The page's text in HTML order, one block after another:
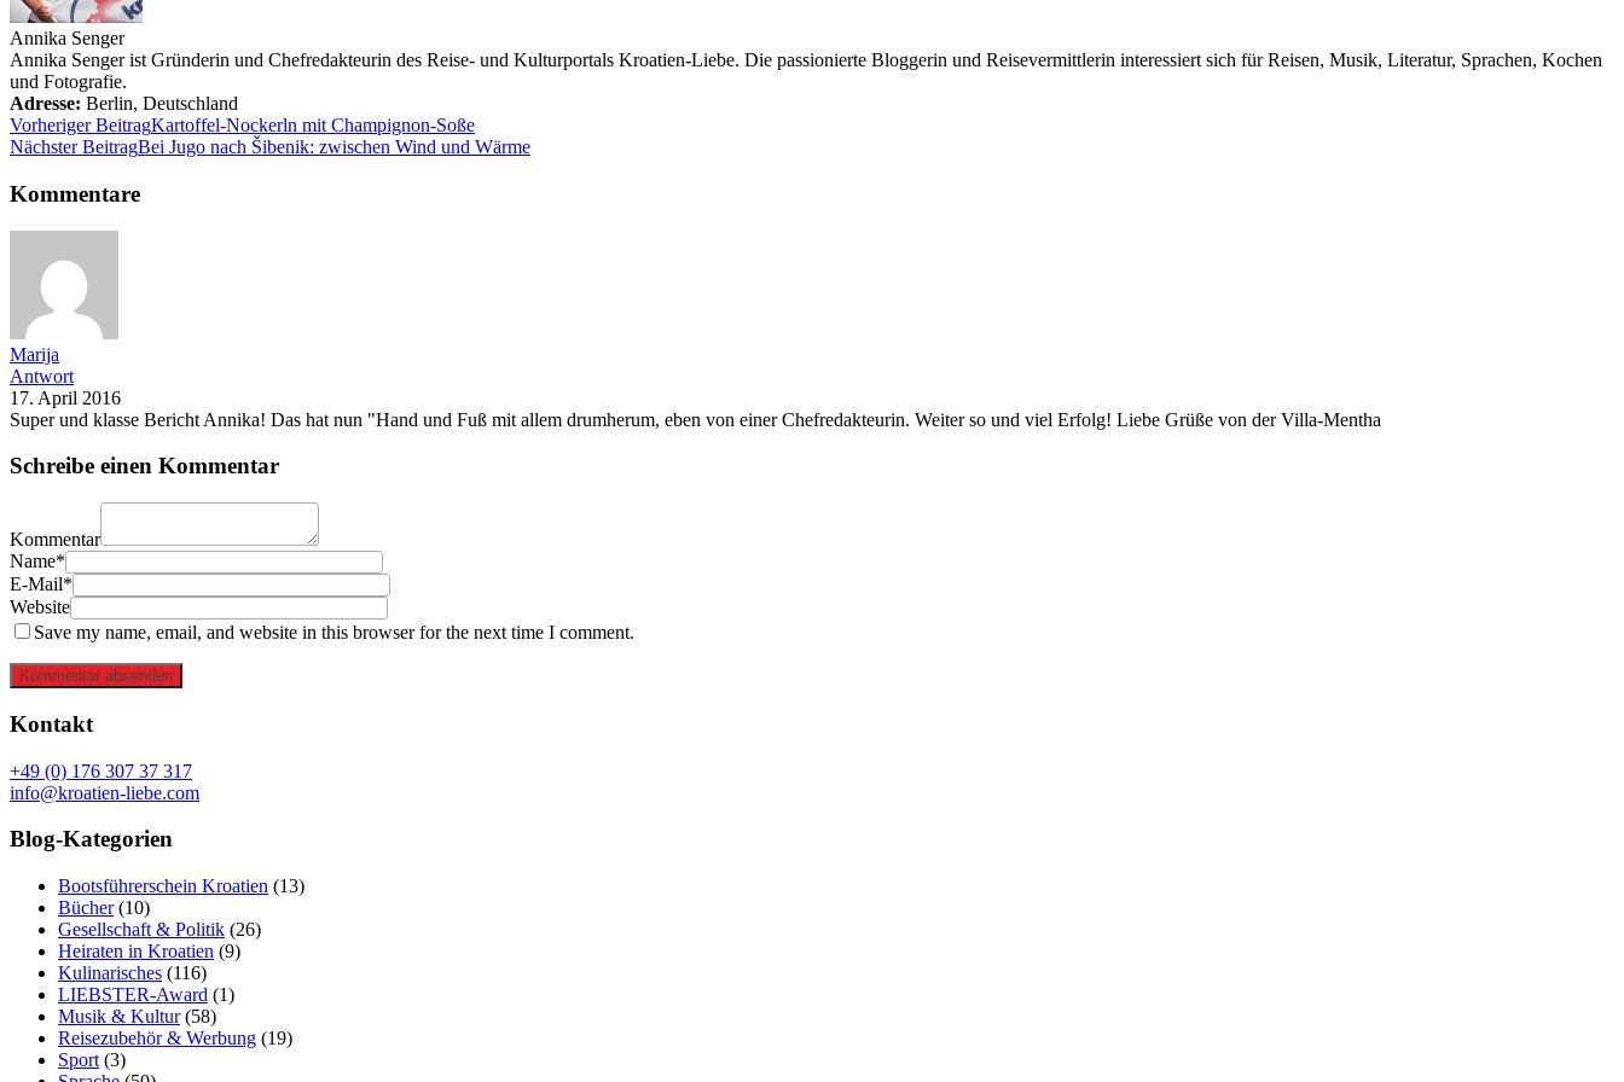
Annika Senger
Annika Senger ist Gründerin und Chefredakteurin des Reise- und Kulturportals Kroatien-Liebe. Die passionierte Bloggerin und Reisevermittlerin interessiert sich für Reisen, Musik, Literatur, Sprachen, Kochen
und Fotografie.
Adresse: Berlin, Deutschland
Vorheriger BeitragKartoffel-Nockerln mit Champignon-Soße
Nächster BeitragBei Jugo nach Šibenik: zwischen Wind und Wärme
Kommentare
Marija
Antwort
17. April 2016
Super und klasse Bericht Annika! Das hat nun "Hand und Fuß mit allem drumherum, eben von einer Chefredakteurin. Weiter so und viel Erfolg! Liebe Grüße von der Villa-Mentha
Schreibe einen Kommentar
Kommentar
Name*
E-Mail*
Website
Save my name, email, and website in this browser for the next time I comment.
Kommentar absenden
Kontakt
+49 (0) 176 307 37 317
info@kroatien-liebe.com
Blog-Kategorien
Bootsführerschein Kroatien (13)
Bücher(10)
Gesellschaft & Politik (26)
Heiraten in Kroatien (9)
Kulinarisches (116)
LIEBSTER-Award (1)
Musik & Kultur(58)
Reisezubehör & Werbung (19)
Sport (3)